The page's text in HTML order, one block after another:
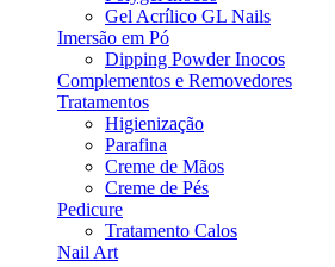
Gel Acrílico GL Nails
Imersão em Pó
Dipping Powder Inocos
Complementos e Removedores
Tratamentos
Higienização
Parafina
Creme de Mãos
Creme de Pés
Pedicure
Tratamento Calos
Nail Art